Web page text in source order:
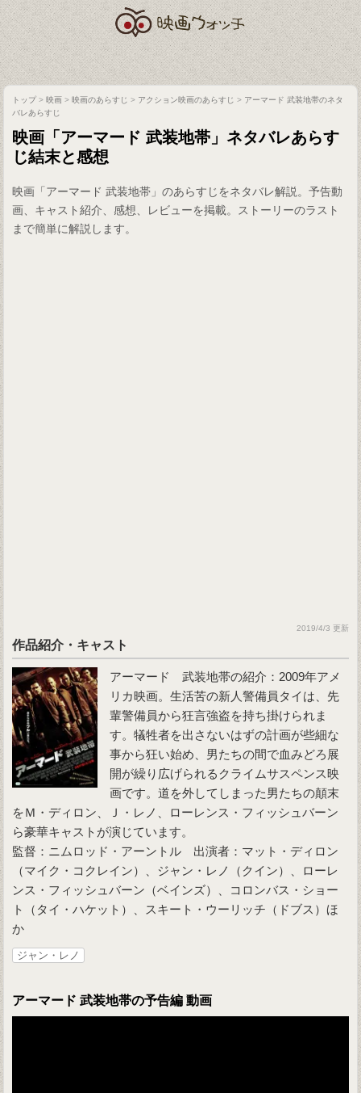
トップ>映画 >映画のあらすじ > アクション映画のあらすじ > アーマード 武装地帯のネタ
バレあらすじ
映画「アーマード 武装地帯」ネタバレあらす
じ結末と感想
映画「アーマード 武装地帯」のあらすじをネタバレ解説。予告動
画、キャスト紹介、感想、レビューを掲載。ストーリーのラスト
まで簡単に解説します。
2019/4/3 更新
作品紹介・キャスト
アーマード 武装地帯の紹介：2009年アメ
リカ映画。生活苦の新人警備員タイは、先
輩警備員から狂言強盗を持ち掛けられま
す。犠牲者を出さないはずの計画が些細な
事から狂い始め、男たちの間で血みどろ展
開が繰り広げられるクライムサスペンス映
画です。道を外してしまった男たちの顛末
をＭ・ディロン、Ｊ・レノ、ローレンス・フィッシュバーン
ら豪華キャストが演じています。
監督：ニムロッド・アーントル 出演者：マット・ディロン
（マイク・コクレイン）、ジャン・レノ（クイン）、ローレ
ンス・フィッシュバーン（ベインズ）、コロンバス・ショー
ト（タイ・ハケット）、スキート・ウーリッチ（ドブス）ほ
か
ジャン・レノ
アーマード 武装地帯の予告編 動画